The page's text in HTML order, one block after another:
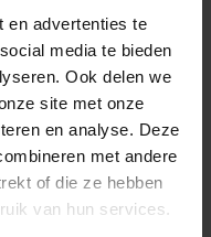
en advertenties te
media te bieden
Ook delen we
site met onze
en analyse. Deze
met andere
of die ze hebben
van hun services.